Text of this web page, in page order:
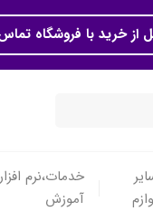
از خرید با فروشگاه
خدمات،نرم
آموزش